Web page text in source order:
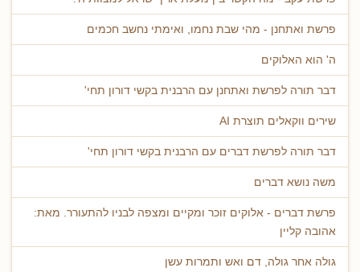
פרשת ואתחנן - מהי שבת נחמו, ואימתי נחשב חכמים
ה' הוא האלוקים
דבר תורה לפרשת ואתחנן עם הרבנית בקשי דורון תחי'
שירים ווקאלים תוצרת AI
דבר תורה לפרשת דברים עם הרבנית בקשי דורון תחי'
משה נושא דברים
פרשת דברים - אלוקים זוכר ומקיים ומצפה לבניו להתעורר. מאת:
אהובה קליין
גולה אחר גולה, דם ואש ותמרות עשן